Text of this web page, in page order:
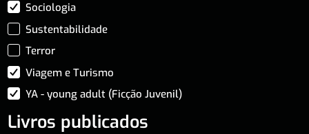
Sociologia
Sustentabilidade
Terror
Viagem e Turismo
YA - young adult (Ficção Juvenil)
Livros publicados